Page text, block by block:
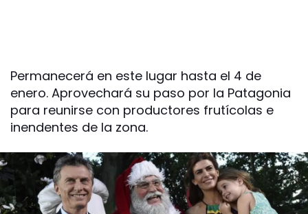
Permanecerá en este lugar hasta el 4 de
enero. Aprovechará su paso por la Patagonia
para reunirse con productores frutícolas e
inendentes de la zona.